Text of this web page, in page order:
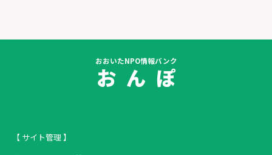
おおいたNPO情報バンク
お ん ぽ
【 サイト管理 】